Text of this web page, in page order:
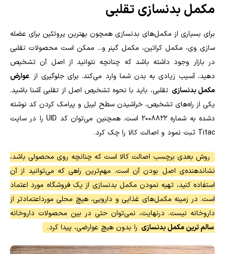
مکمل بدنسازی تقلبی
برای بسیاری از مکمل‌های بدنسازی همچون بهترین پروتئین برای عضله
سازی وی، مکمل کراتین، مکمل گینر و... ممکن است محصولات تقلبی
در بازار وجود داشته باشد که چنانچه نتوانید از اصل آن تشخیص
دهید، آسیب زیادی به بدن شما وارد می‌کند. برای جلوگیری از عوارض
مکمل بدنسازی تقلبی، باید با نحوه تشخیص اصل از تقلبی آشنا باشید.
یکی از راه‌های تشخیص، خراشیدن سطح لیبل و پیامک کردن کد نوشته
دشده به شماره ۲۰۰۸۸۲۲ است. همچنین می‌توان کد
UIDرا در سایت
Titac ثبت نمود و اصالت کالا را چک کرد.
روش بعدی برچسب اصالت کالا است که چنانچه روی محصولی باشد،
نشاندهنده‌ی اصل بودن آن است. مهم‌ترین راهی که می‌توانید از آن
استفاده کنید، تهیه نمودن مکمل بدنسازی از یک فروشگاه مورد اعتماد
است. در زمینه مکمل‌های غذایی و دارویی، هیچ محلی مورداعتمادتر از
داروخانه نیست. درنهایت، نمی‌توان حتی در بین محصولات داروخانه
سالم ترین مکمل بدنسازی را بدون هیچ عوارضی، پیدا کرد.